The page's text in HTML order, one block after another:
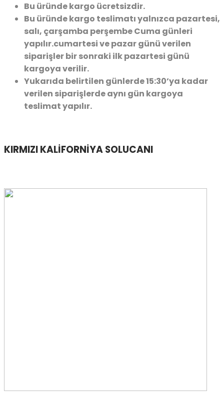
Bu üründe kargo ücretsizdir.
Bu üründe kargo teslimatı yalnızca pazartesi,
salı, çarşamba perşembe Cuma günleri
yapılır.cumartesi ve pazar günü verilen
siparişler bir sonraki ilk pazartesi günü
kargoya verilir.
Yukarıda belirtilen günlerde 15:30’ya kadar
verilen siparişlerde aynı gün kargoya
teslimat yapılır.
KIRMIZI KALİFORNİYA SOLUCANI